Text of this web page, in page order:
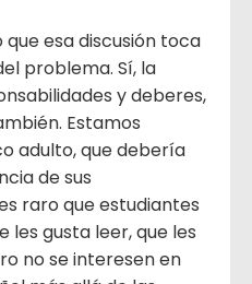
esa discusión toca
problema. Sí, la
y deberes,
Estamos
adulto, que debería
de sus
raro que estudiantes
les gusta leer, que les
no se interesen en